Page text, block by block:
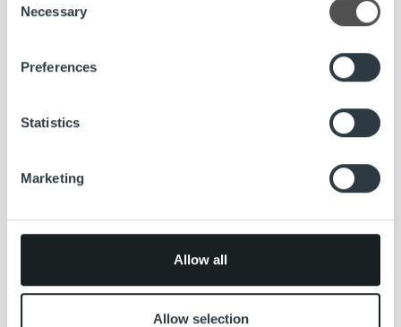
the Privacy trigger icon.
Find out more about how your personal data is processed
and set your preferences in the
We use cookies to personalise content and ads, to
provide social media features and to analyse our traffic.
our social media, advertising and analytics partners who
provided to them or that they’ve collected from your use
Selection
Necessary
Preferences
Statistics
Marketing
Allow all
Allow selection
Culture and Talent Highlight: Varmuus
omaan tekemiseen rakentuu kokemuksen
kautta
Lue lisää